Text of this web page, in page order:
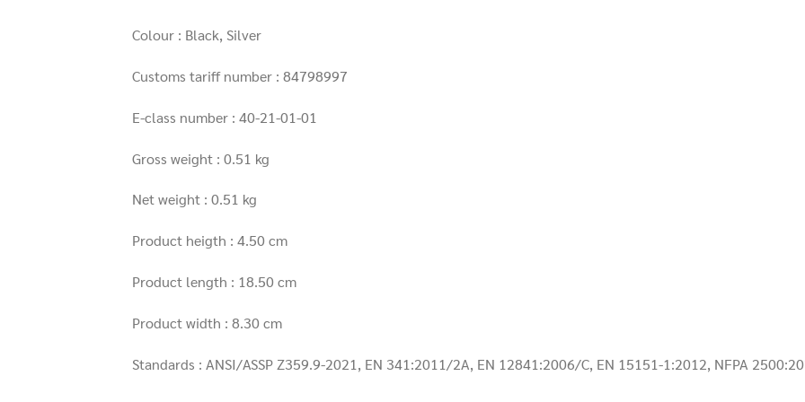
Colour : Black, Silver
Customs tariff number : 84798997
E-class number : 40-21-01-01
Gross weight : 0.51 kg
Net weight : 0.51 kg
Product heigth : 4.50 cm
Product length : 18.50 cm
Product width : 8.30 cm
Standards : ANSI/ASSP Z359.9-2021, EN 341:2011/2A, EN 12841:2006/C, EN 15151-1:2012, NFPA